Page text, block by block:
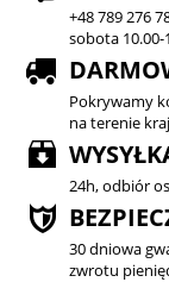
+48 789 276
sobota 10.00-
Pokrywamy
na terenie
24h, odbiór
30 dniowa
zwrotu